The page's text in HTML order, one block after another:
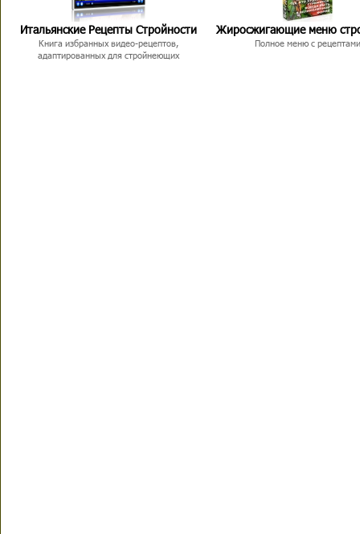
Итальянские Рецепты Стройности
Книга избранных видео-рецептов,
адаптированных для стройнеющих
Жиросжигающие меню
Полное меню с рецептами